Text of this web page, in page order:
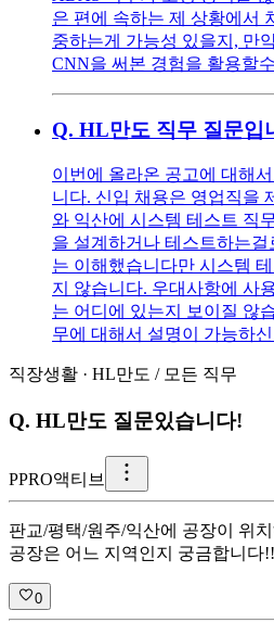
은 편에 속하는 제 상황에서
중하는게 가능성 있을지, 만
CNN을 써본 경험을 활용할
Q. HL만도 직무 질문입
이번에 올라온 공고에 대해
니다. 신입 채용은 영업직을
와 익산에 시스템 테스트 직
을 설계하거나 테스트하는
는 이해했습니다만 시스템
지 않습니다. 우대사항에 사
는 어디에 있는지 보이질 않
무에 대해서 설명이 가능하
직장생활 · HL만도 / 모든 직무
Q. HL만도 질문있습니다!
PPRO액티브
판교/평택/원주/익산에 공장이 위
공장은 어느 지역인지 궁금합니다!!
0